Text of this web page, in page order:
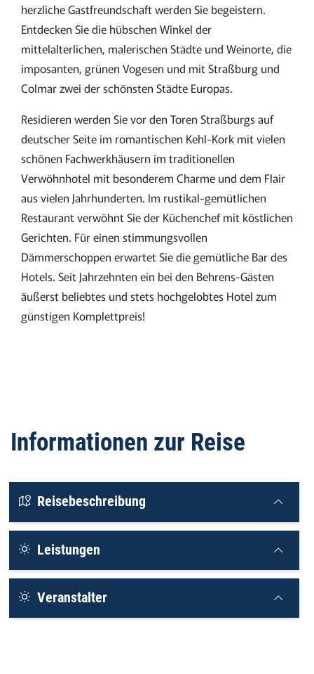
herzliche Gastfreundschaft werden Sie begeistern.
Entdecken Sie die hübschen Winkel der
mittelalterlichen, malerischen Städte und Weinorte, die
imposanten, grünen Vogesen und mit Straßburg und
Colmar zwei der schönsten Städte Europas.
Residieren werden Sie vor den Toren Straßburgs auf
deutscher Seite im romantischen Kehl-Kork mit vielen
schönen Fachwerkhäusern im traditionellen
Verwöhnhotel mit besonderem Charme und dem Flair
aus vielen Jahrhunderten. Im rustikal-gemütlichen
Restaurant verwöhnt Sie der Küchenchef mit köstlichen
Gerichten. Für einen stimmungsvollen
Dämmerschoppen erwartet Sie die gemütliche Bar des
Hotels. Seit Jahrzehnten ein bei den Behrens-Gästen
äußerst beliebtes und stets hochgelobtes Hotel zum
günstigen Komplettpreis!
Informationen zur Reise
Reisebeschreibung
Leistungen
Veranstalter